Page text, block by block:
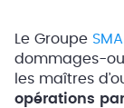
Le Groupe
dommages-
les maîtres
opérations